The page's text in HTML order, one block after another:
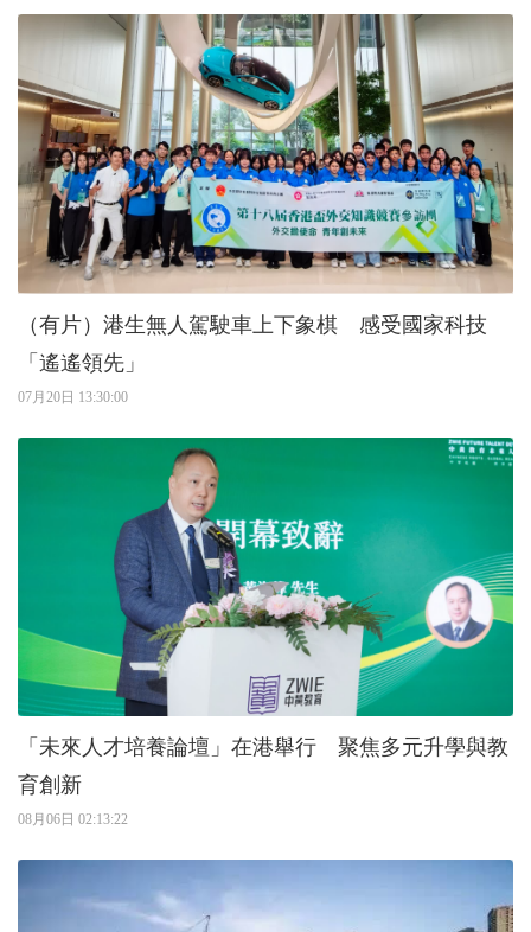
（有片）港生無人駕駛車上下象棋 感受國家科技
「遙遙領先」
07月20日 13:30:00
「未來人才培養論壇」在港舉行 聚焦多元升學與教
育創新
08月06日 02:13:22